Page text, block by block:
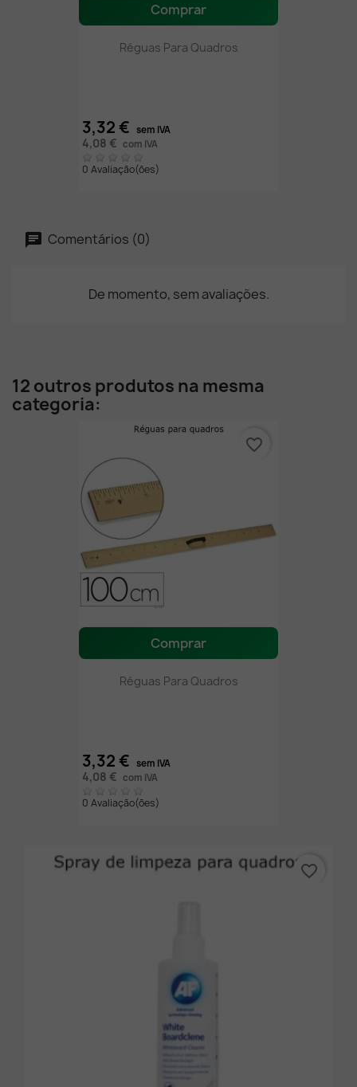
Comprar
Réguas Para Quadros
3,32 € sem IVA
4,08 € com IVA
0 Avaliação(ões)
Comentários (0)
De momento, sem avaliações.
12 outros produtos na mesma
categoria:
Comprar
Réguas Para Quadros
3,32 € sem IVA
4,08 € com IVA
0 Avaliação(ões)
favorite_border
favorite_border